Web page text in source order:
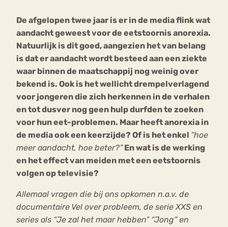
De afgelopen twee jaar is er in de media flink wat
aandacht geweest voor de eetstoornis anorexia.
Natuurlijk is dit goed, aangezien het van belang
is dat er aandacht wordt besteed aan een ziekte
waar binnen de maatschappij nog weinig over
bekend is. Ook is het wellicht drempelverlagend
voor jongeren die zich herkennen in de verhalen
en tot dusver nog geen hulp durfden te zoeken
voor hun eet-problemen. Maar heeft anorexia in
de media ook een keerzijde? Of is het enkel “hoe
meer aandacht, hoe beter?”En wat is de werking
en het effect van meiden met een eetstoornis
volgen op televisie?
Allemaal vragen die bij ons opkomen n.a.v. de
documentaire Vel over probleem, de serie XXS en
series als “Je zal het maar hebben” “Jong” en
Chat
Forum
Bouli
mia
Nerv
osa
Eetstoornis Anorexia Nervosa
Eetbuien Piekeren Sport
Trauma
Orthorexia
Afvallen Angst